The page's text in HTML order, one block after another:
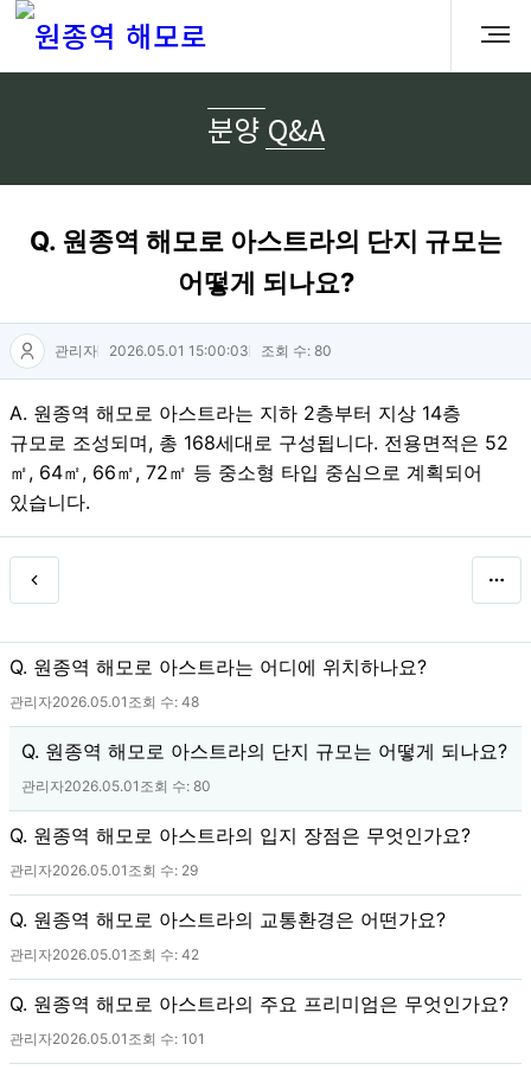
분양 Q&A
Q. 원종역 해모로 아스트라의 단지 규모는
어떻게 되나요?
관리자 2026.05.01 15:00:03 조회 수: 80
A. 원종역 해모로 아스트라는 지하 2층부터 지상 14층
규모로 조성되며, 총 168세대로 구성됩니다. 전용면적은 52
㎡, 64㎡, 66㎡, 72㎡ 등 중소형 타입 중심으로 계획되어
있습니다.
Q. 원종역 해모로 아스트라는 어디에 위치하나요?
관리자2026.05.01 조회 수: 48
Q. 원종역 해모로 아스트라의 단지 규모는 어떻게 되나요?
관리자2026.05.01 조회 수: 80
Q. 원종역 해모로 아스트라의 입지 장점은 무엇인가요?
관리자2026.05.01 조회 수: 29
Q. 원종역 해모로 아스트라의 교통환경은 어떤가요?
관리자2026.05.01 조회 수: 42
Q. 원종역 해모로 아스트라의 주요 프리미엄은 무엇인가요?
관리자2026.05.01 조회 수: 101